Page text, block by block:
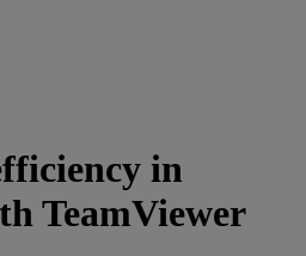
in
TeamViewer